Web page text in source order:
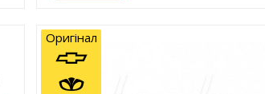
Оригінал